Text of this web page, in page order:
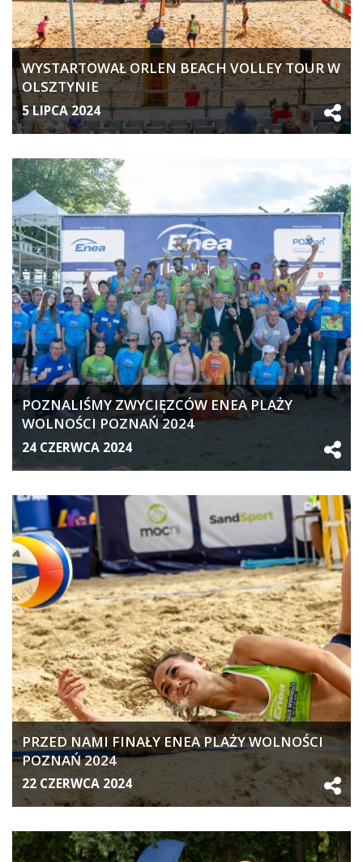
WYSTARTOWAŁ ORLEN BEACH VOLLEY TOUR W
OLSZTYNIE
5 LIPCA 2024
POZNALIŚMY ZWYCIĘZCÓW ENEA PLAŻY
WOLNOŚCI POZNAŃ 2024
24 CZERWCA 2024
PRZED NAMI FINAŁY ENEA PLAŻY WOLNOŚCI
POZNAŃ 2024
22 CZERWCA 2024